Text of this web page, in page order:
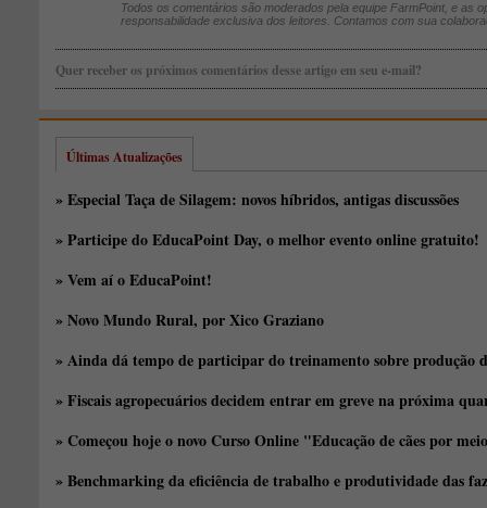
Todos os comentários são moderados pela equipe FarmPoint, e as
responsabilidade exclusiva dos leitores. Contamos com sua
Quer receber os próximos comentários desse artigo em seu e-mail?
Últimas Atualizações
» Especial Taça de Silagem: novos híbridos, antigas discussões
» Participe do EducaPoint Day, o melhor evento online gratuito!
» Vem aí o EducaPoint!
» Novo Mundo Rural, por Xico Graziano
» Ainda dá tempo de participar do treinamento sobre produção
» Fiscais agropecuários decidem entrar em greve na próxima
» Começou hoje o novo Curso Online "Educação de cães por
» Benchmarking da eficiência de trabalho e produtividade das